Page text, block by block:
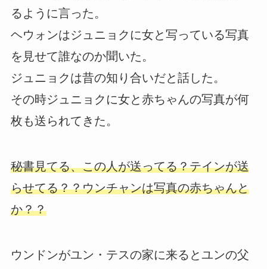
るように言った。
ヘウォンはジュニョクに女と写っている写真
を見せて誰なのか聞いた。
ジュニョクは昔の知り合いだと話した。
その時ジュニョクに女と赤ちゃんの写真が何
枚も送られてきた。
秘書見てる、この人が送ってる？テインが送
らせてる？？ウンチャンは写真の赤ちゃんと
か？？
ウンドンがユン・テスの家に来るとユンの父